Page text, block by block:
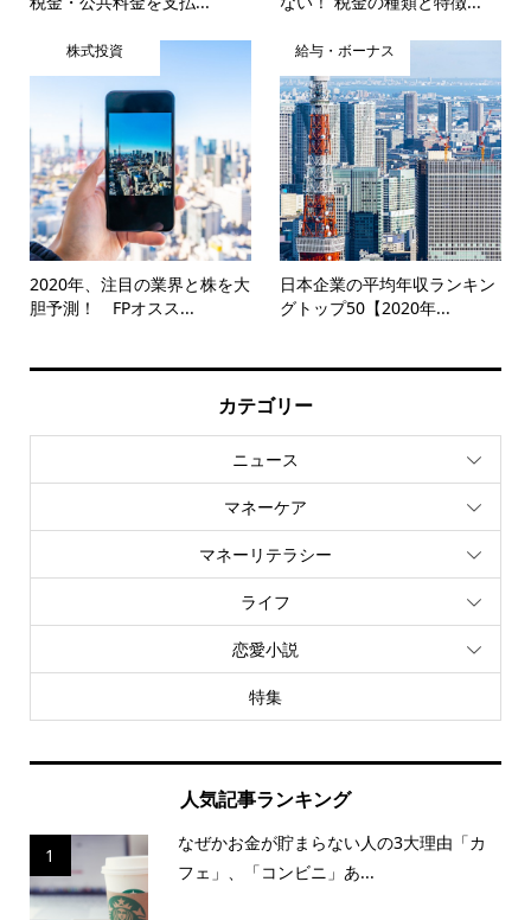
株式投資
2020年、注目の業界と株を大
胆予測！ FPオスス...
給与・ボーナス
日本企業の平均年収ランキン
グトップ50【2020年...
カテゴリー
ニュース
マネーケア
マネーリテラシー
ライフ
恋愛小説
特集
人気記事ランキング
1
なぜかお金が貯まらない人の3大理由「カ
フェ」、「コンビニ」あ...